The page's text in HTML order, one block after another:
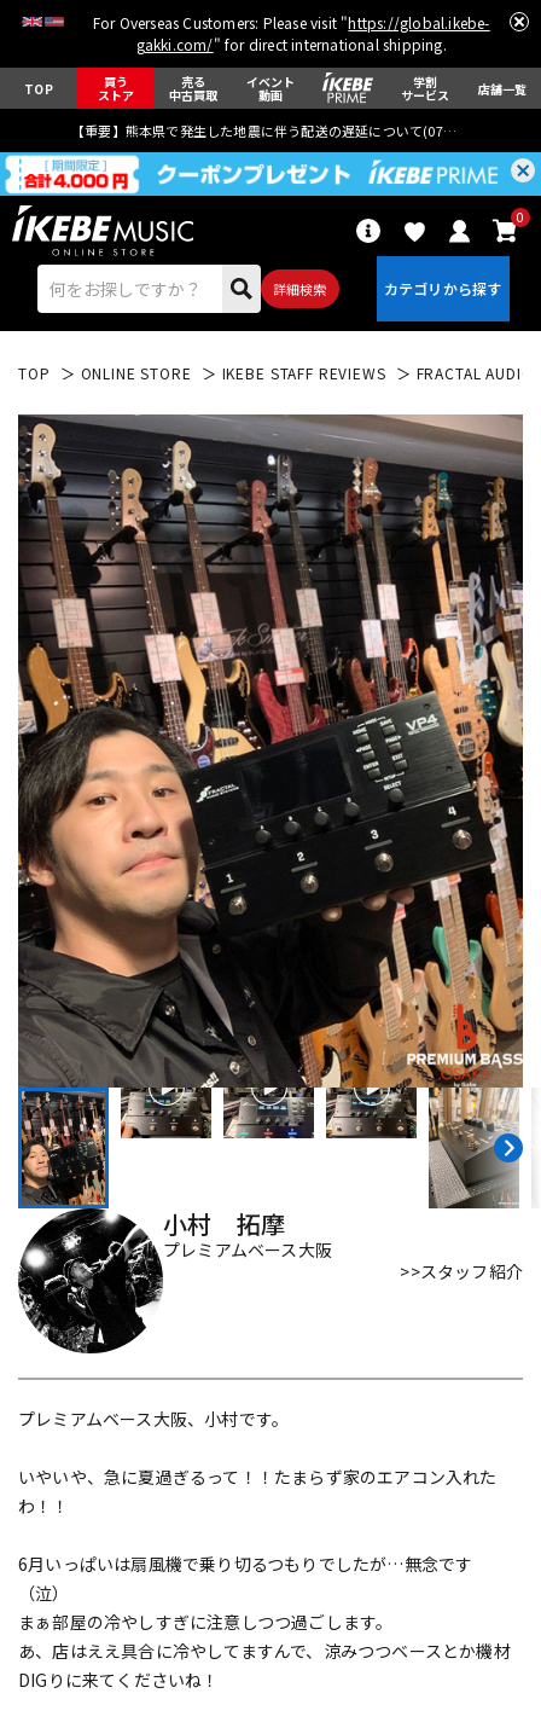
For Overseas Customers: Please visit "https://global.ikebe-
gakki.com/" for direct international shipping.
TOP 買う
ストア
売る
中古買取
イベント
動画
学割
サービス 店舗一覧
【重要】熊本県で発生した地震に伴う配送の遅延について(07月29日
詳細検索
0
エレキギター アコギ/エレアコ
ベース ウクレレ
ドラム パーカッション
キーボード 電子ピアノ
管楽器 その他楽器
アンプ エフェクター
DJ機器 DTM
DTM オンライン納品 レコーディング機器
配信/ライブ機器 楽器アクセサリ
中古 ヴィンテージ
TOP ONLINE STORE IKEBE STAFF REVIEWS FRACTAL
小村 拓摩
プレミアムベース大阪
>>スタッフ紹介
プレミアムベース大阪、小村です。
いやいや、急に夏過ぎるって！！たまらず家のエアコン入れた
わ！！
6月いっぱいは扇風機で乗り切るつもりでしたが…無念です
（泣）
まぁ部屋の冷やしすぎに注意しつつ過ごします。
あ、店はええ具合に冷やしてますんで、涼みつつベースとか機材
DIGりに来てくださいね！